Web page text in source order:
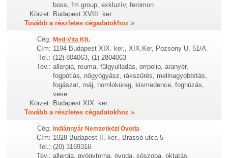
boss, fm group, exkluzív, feromon
Körzet: Budapest XVIII. ker.
Tovább a részletes cégadatokhoz »
Cég: Med-Vita Kft.
Cím: 1194 Budapest XIX. ker., XIX.Ker, Pozsony U. 51/A.
Tel.: (12) 804063, (1) 2804063
Tev.: allergia, reuma, fülgyulladás, orrpolip, aranyér,
fogpótlás, nőgyógyász, rákszűrés, mellnagyobbítás,
fogászat, máj, homloküreg, kismedence, foghúzás,
vese
Körzet: Budapest XIX. ker.
Tovább a részletes cégadatokhoz »
Cég: Indiánnyár Nemzetközi Óvoda
Cím: 1028 Budapest II. ker., Brassó utca 5
Tel.: (20) 3169316
Tev.: allergia, gyógytorna, óvoda, sószoba, oktatás,